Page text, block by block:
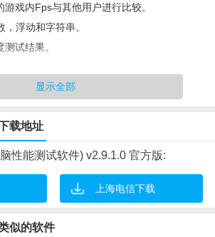
游戏内fps与其他用户进行比较。
浮动和字符串。
试结果。
件特色
件种类是非常多的，他可以查看您的硬件版
拥有专业的数字评分功能，采用上面
让用户了解自己的电脑性能处于哪个阶段
显示全部
载地址
性能测试软件) v2.9.1.0 官方版:
上海电信下载
似的软件